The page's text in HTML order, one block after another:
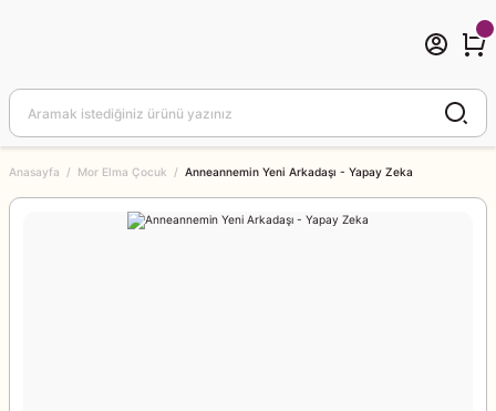
Anasayfa Mor Elma Çocuk Anneannemin Yeni Arkadaşı - Yapay Zeka